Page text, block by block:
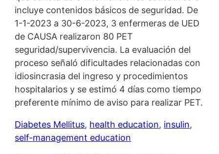
incluye contenidos básicos de seguridad. De
1-1-2023 a 30-6-2023, 3 enfermeras de UED
de CAUSA realizaron 80 PET
seguridad/supervivencia. La evaluación del
proceso señaló dificultades relacionadas con
idiosincrasia del ingreso y procedimientos
hospitalarios y se estimó 4 días como tiempo
preferente mínimo de aviso para realizar PET.
Diabetes Mellitus, health education, insulin
self-management education